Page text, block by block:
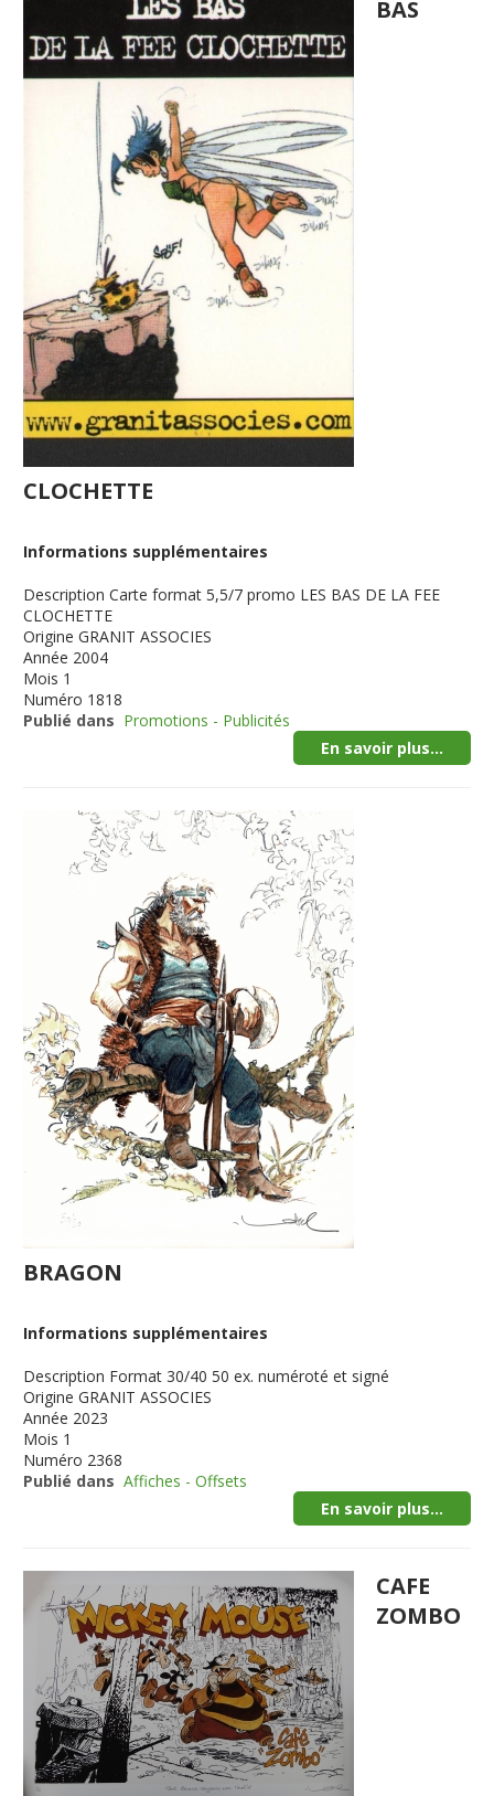
BAS
CLOCHETTE
Informations supplémentaires
Description Carte format 5,5/7 promo LES BAS DE LA FEE
CLOCHETTE
Origine GRANIT ASSOCIES
Année 2004
Mois 1
Numéro 1818
Publié dans Promotions - Publicités
En savoir plus...
BRAGON
Informations supplémentaires
Description Format 30/40 50 ex. numéroté et signé
Origine GRANIT ASSOCIES
Année 2023
Mois 1
Numéro 2368
Publié dans Affiches - Offsets
En savoir plus...
CAFE
ZOMBO